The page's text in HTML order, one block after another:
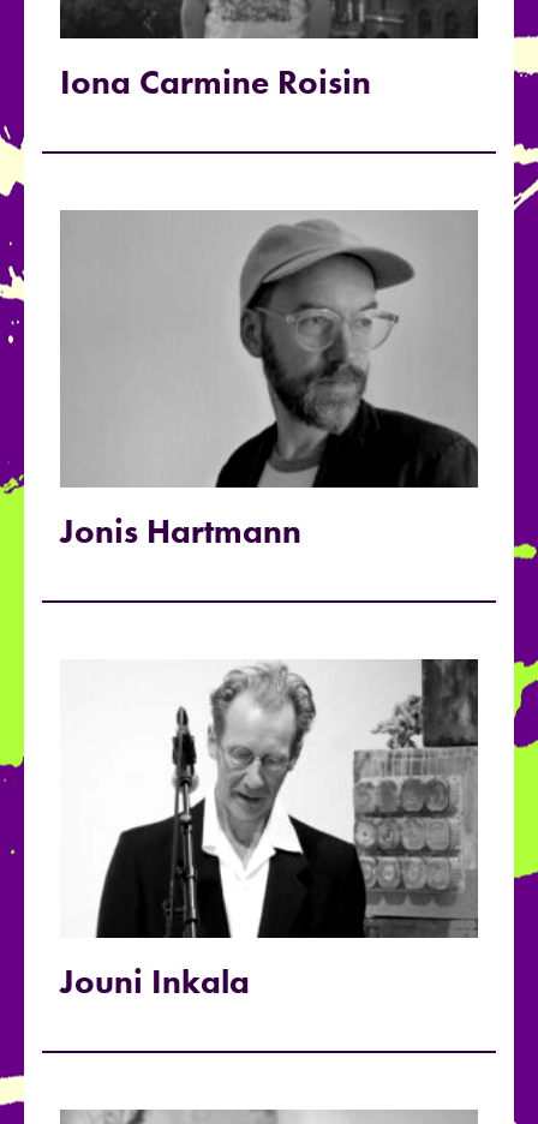
Iona Carmine Roisin
Jonis Hartmann
Jouni Inkala